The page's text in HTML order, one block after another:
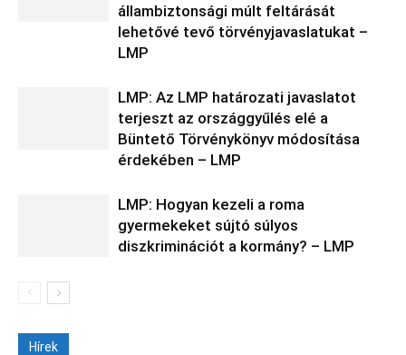
állambiztonsági múlt feltárását
lehetővé tevő törvényjavaslatukat –
LMP
LMP: Az LMP határozati javaslatot
terjeszt az országgyűlés elé a
Büntető Törvénykönyv módosítása
érdekében – LMP
LMP: Hogyan kezeli a roma
gyermekeket sújtó súlyos
diszkriminációt a kormány? – LMP
Hírek